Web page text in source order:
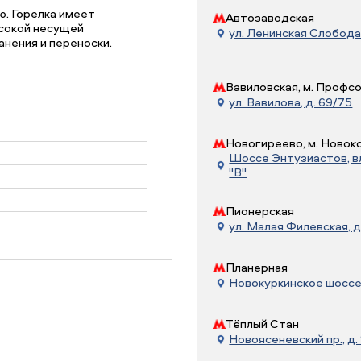
Горелка имеет
несущей
и переноски.
Автозаводская
ул. Ленинская
Вавиловская, м.
ул. Вавилова, д. 69/75
Новогиреево, м.
Шоссе Энтузиастов,
"В"
Пионерская
ул. Малая Филевская,
Планерная
Новокуркинское
Тёплый Стан
Новоясеневский пр., д.